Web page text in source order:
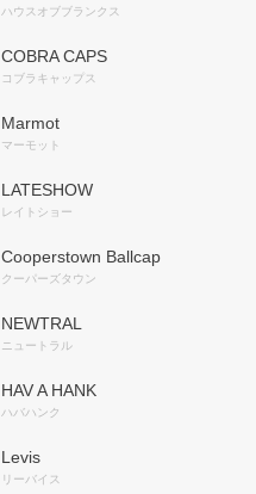
ハウスオブブランクス
COBRA CAPS
コブラキャップス
Marmot
マーモット
LATESHOW
レイトショー
Cooperstown Ballcap
クーパーズタウン
NEWTRAL
ニュートラル
HAV A HANK
ハバハンク
Levis
リーバイス